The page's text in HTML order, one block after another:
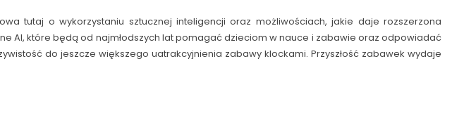
tutaj o wykorzystaniu sztucznej inteligencji oraz możliwościach, jakie daje rozszerzona
AI, które będą od najmłodszych lat pomagać dzieciom w nauce i zabawie oraz odpowiadać
do jeszcze większego uatrakcyjnienia zabawy klockami. Przyszłość zabawek wydaje